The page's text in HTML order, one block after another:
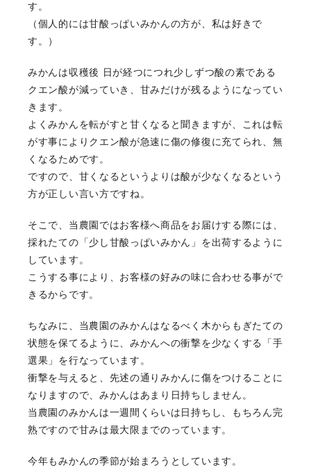
す。
（個人的には甘酸っぱいみかんの方が、私は好きで
す。）
みかんは収穫後 日が経つにつれ少しずつ酸の素である
クエン酸が減っていき、甘みだけが残るようになってい
きます。
よくみかんを転がすと甘くなると聞きますが、これは転
がす事によりクエン酸が急速に傷の修復に充てられ、無
くなるためです。
ですので、甘くなるというよりは酸が少なくなるという
方が正しい言い方ですね。
そこで、当農園ではお客様へ商品をお届けする際には、
採れたての「少し甘酸っぱいみかん」を出荷するように
しています。
こうする事により、お客様の好みの味に合わせる事がで
きるからです。
ちなみに、当農園のみかんはなるべく木からもぎたての
状態を保てるように、みかんへの衝撃を少なくする「手
選果」を行なっています。
衝撃を与えると、先述の通りみかんに傷をつけることに
なりますので、みかんはあまり日持ちしません。
当農園のみかんは一週間くらいは日持ちし、もちろん完
熟ですので甘みは最大限までのっています。
今年もみかんの季節が始まろうとしています。